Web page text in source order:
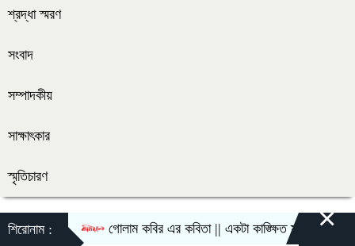
শ্রদ্ধা স্মরণ
সংবাদ
সম্পাদকীয়
সাক্ষাৎকার
স্মৃতিচারণ
শিরোনাম : গোলাম কবির এর কবিতা || একটা কাঙ্ক্ষিত স্বপ্নের গল্প ×